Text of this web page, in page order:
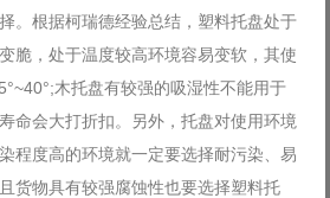
。根据柯瑞德经验总结，塑料托盘处于
脆，处于温度较高环境容易变软，其使
木托盘有较强的吸湿性不能用于
命会大打折扣。另外，托盘对使用环境
程度高的环境就一定要选择耐污染、易
货物具有较强腐蚀性也要选择塑料托